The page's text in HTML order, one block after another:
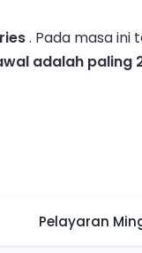
. Pada masa ini
adalah paling
Pelayaran